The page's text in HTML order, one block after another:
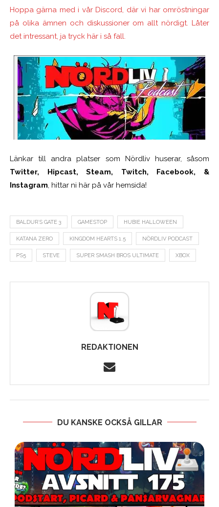
Hoppa gärna med i vår Discord, där vi har omröstningar
på olika ämnen och diskussioner om allt nördigt. Låter
det intressant, ja tryck här i så fall.
Länkar till andra platser som Nördliv huserar, såsom
Twitter, Hipcast, Steam, Twitch, Facebook, &
Instagram, hittar ni här på vår hemsida!
BALDUR´S GATE 3 GAMESTOP HUBIE HALLOWEEN
KATANA ZERO KINGDOM HEARTS 1.5 NÖRDLIV PODCAST
PS5 STEVE SUPER SMASH BROS ULTIMATE XBOX
REDAKTIONEN
DU KANSKE OCKSÅ GILLAR